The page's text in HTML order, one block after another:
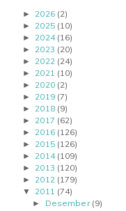
► 2026 (2)
► 2025 (10)
► 2024 (16)
► 2023 (20)
► 2022 (24)
► 2021 (10)
► 2020 (2)
► 2019 (7)
► 2018 (9)
► 2017 (62)
► 2016 (126)
► 2015 (126)
► 2014 (109)
► 2013 (120)
► 2012 (179)
▼ 2011 (74)
► Desember (9)